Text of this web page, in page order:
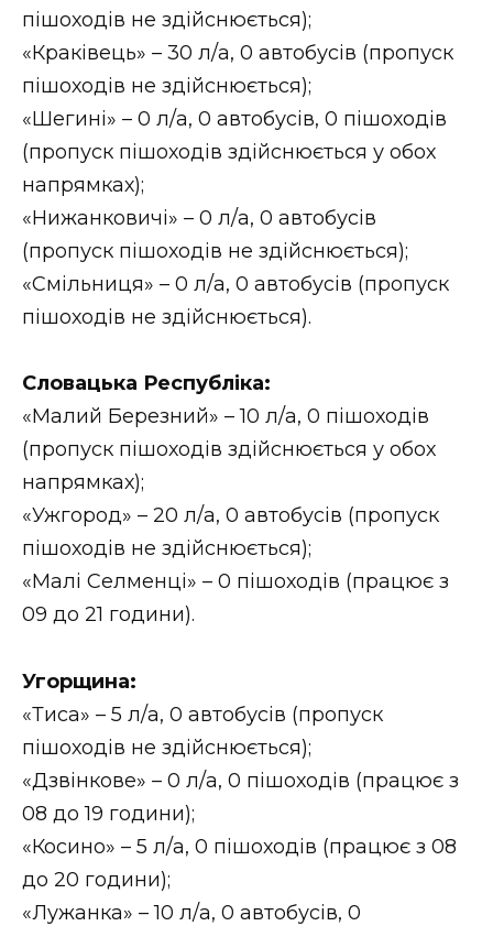
пішоходів не здійснюється);
«Краківець» – 30 л/а, 0 автобусів (пропуск
пішоходів не здійснюється);
«Шегині» – 0 л/а, 0 автобусів, 0 пішоходів
(пропуск пішоходів здійснюється у обох
напрямках);
«Нижанковичі» – 0 л/а, 0 автобусів
(пропуск пішоходів не здійснюється);
«Смільниця» – 0 л/а, 0 автобусів (пропуск
пішоходів не здійснюється).
Словацька Республіка:
«Малий Березний» – 10 л/а, 0 пішоходів
(пропуск пішоходів здійснюється у обох
напрямках);
«Ужгород» – 20 л/а, 0 автобусів (пропуск
пішоходів не здійснюється);
«Малі Селменці» – 0 пішоходів (працює з
09 до 21 години).
Угорщина:
«Тиса» – 5 л/а, 0 автобусів (пропуск
пішоходів не здійснюється);
«Дзвінкове» – 0 л/а, 0 пішоходів (працює з
08 до 19 години);
«Косино» – 5 л/а, 0 пішоходів (працює з 08
до 20 години);
«Лужанка» – 10 л/а, 0 автобусів, 0